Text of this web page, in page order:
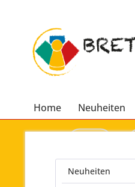
Home Neuheiten
Neuheiten